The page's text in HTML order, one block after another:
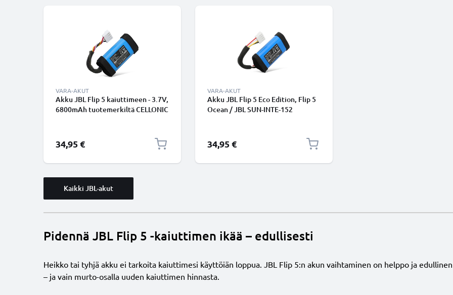
VARA-AKUT
Akku JBL Flip 5 kaiuttimeen - 3.7V,
6800mAh tuotemerkiltä CELLONIC
34,95 €
VARA-AKUT
Akku JBL Flip 5 Eco Edition, Flip 5
Ocean / JBL SUN-INTE-152
34,95 €
Kaikki JBL-akut
Pidennä JBL Flip 5 -kaiuttimen ikää – edullisesti
Heikko tai tyhjä akku ei tarkoita kaiuttimesi käyttöiän loppua. JBL Flip 5:n akun vaihtaminen on helppo ja
– ja vain murto-osalla uuden kaiuttimen hinnasta.